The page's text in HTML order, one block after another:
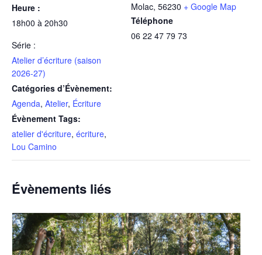
Heure :
18h00 à 20h30
Série :
Atelier d’écriture (saison
2026-27)
Catégories d’Évènement:
Agenda, Atelier, Écriture
Évènement Tags:
atelier d'écriture, écriture,
Lou Camino
Molac, 56230 + Google Map
Téléphone
06 22 47 79 73
Évènements liés